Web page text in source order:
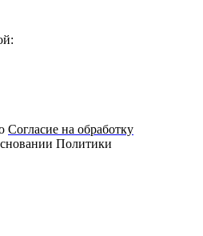
Согласие на обработку
Политики